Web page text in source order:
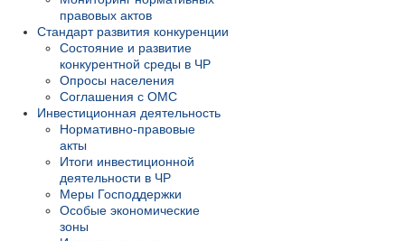
правовых актов
Стандарт развития конкуренции
Состояние и развитие
конкурентной среды в ЧР
Опросы населения
Соглашения с ОМС
Инвестиционная деятельность
Нормативно-правовые
акты
Итоги инвестиционной
деятельности в ЧР
Меры Господдержки
Особые экономические
зоны